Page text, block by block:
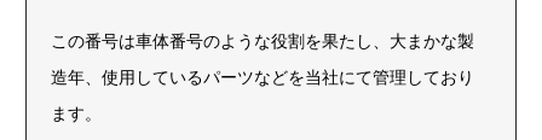
この番号は車体番号のような役割を果たし、大まかな製
造年、使用しているパーツなどを当社にて管理しており
ます。